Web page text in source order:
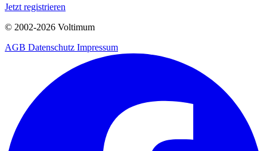
Jetzt registrieren
© 2002-2026 Voltimum
AGB Datenschutz Impressum